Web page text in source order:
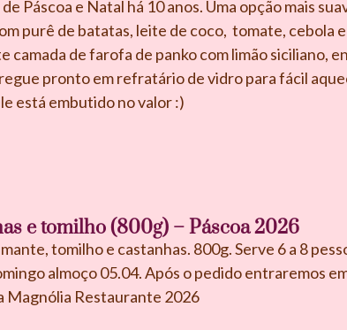
Páscoa e Natal há 10 anos. Uma opção mais
purê de batatas, leite de coco, tomate, cebola
camada de farofa de panko com limão siciliano,
pronto em refratário de vidro para fácil
está embutido no valor :)
e tomilho (800g) – Páscoa 2026
tomilho e castanhas. 800g. Serve 6 a 8
almoço 05.04. Após o pedido entraremos
Magnólia Restaurante 2026